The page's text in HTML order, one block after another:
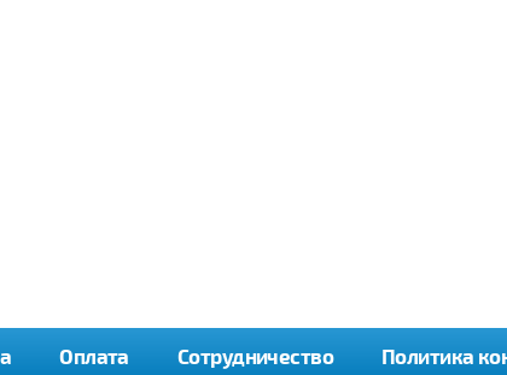
Оплата Сотрудничество Политика